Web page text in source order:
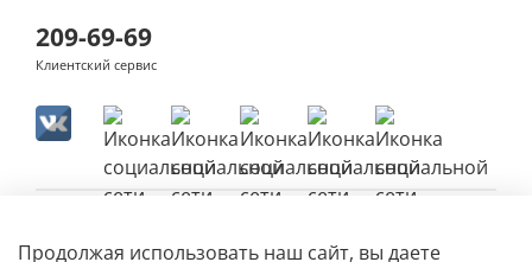
209-69-69
Клиентский сервис
Продолжая использовать наш сайт, вы даете